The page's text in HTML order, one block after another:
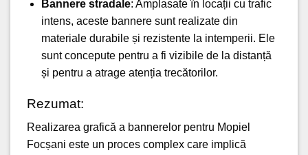
Bannere stradale: Amplasate în locații cu trafic
intens, aceste bannere sunt realizate din
materiale durabile și rezistente la intemperii. Ele
sunt concepute pentru a fi vizibile de la distanță
și pentru a atrage atenția trecătorilor.
Rezumat:
Realizarea grafică a bannerelor pentru Mopiel
Focșani este un proces complex care implică